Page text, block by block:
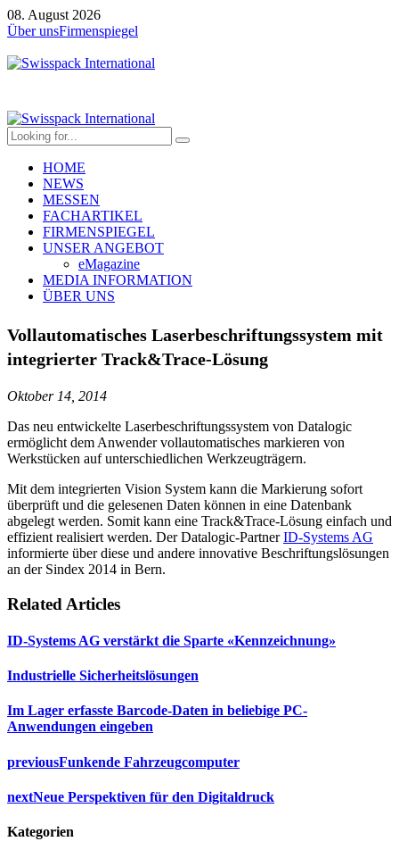
08. August 2026
Über unsFirmenspiegel
HOME
NEWS
MESSEN
FACHARTIKEL
FIRMENSPIEGEL
UNSER ANGEBOT
eMagazine
MEDIA INFORMATION
ÜBER UNS
Vollautomatisches Laserbeschriftungssystem mit
integrierter Track&Trace-Lösung
Oktober 14, 2014
Das neu entwickelte Laserbeschriftungssystem von Datalogic
ermöglicht dem Anwender vollautomatisches markieren von
Werkstücken auf unterschiedlichen Werkzeugträgern.
Mit dem integrierten Vision System kann die Markierung sofort
überprüft und die gelesenen Daten können in eine Datenbank
abgelegt werden. Somit kann eine Track&Trace-Lösung einfach und
effizient realisiert werden. Der Datalogic-PartnerID-Systems AG
informierte über diese und andere innovative Beschriftungslösungen
an der Sindex 2014 in Bern.
Related Articles
ID-Systems AG verstärkt die Sparte «Kennzeichnung»
Industrielle Sicherheitslösungen
Im Lager erfasste Barcode-Daten in beliebige PC-
Anwendungen eingeben
previousFunkende Fahrzeugcomputer
nextNeue Perspektiven für den Digitaldruck
Kategorien